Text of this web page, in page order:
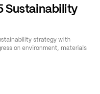
Sustainability
strategy with
on environment, materials